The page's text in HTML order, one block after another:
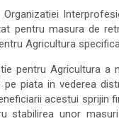
pentru masura de
Agricultura
pentru Agricultura
piata in vederea
acestui sprijin
stabilirea unor